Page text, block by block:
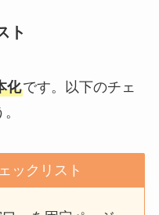
ト
化です。以下のチェ
ックリスト